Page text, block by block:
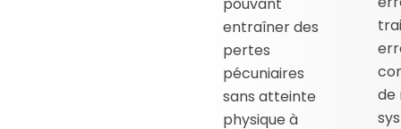
entraîner des
pertes
pécuniaires
sans atteinte
physique à
de